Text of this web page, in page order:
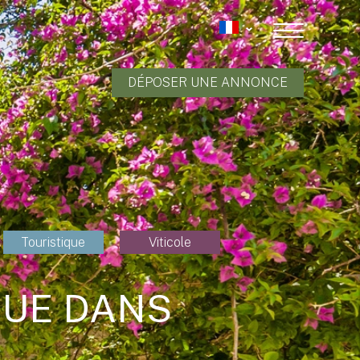
DÉPOSER UNE ANNONCE
Touristique Viticole
DANS